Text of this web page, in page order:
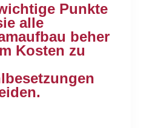
Punkte
alle
beher
Kosten zu